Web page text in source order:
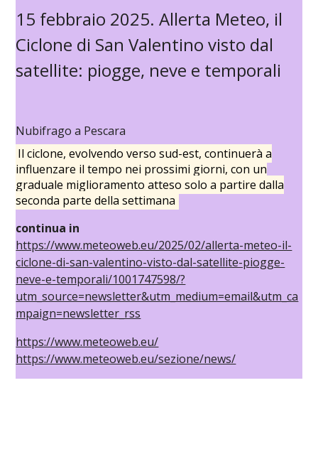
15 febbraio 2025. Allerta Meteo, il
Ciclone di San Valentino visto dal
satellite: piogge, neve e temporali
Nubifrago a Pescara
Il ciclone, evolvendo verso sud-est, continuerà a
influenzare il tempo nei prossimi giorni, con un
graduale miglioramento atteso solo a partire dalla
seconda parte della settimana
continua in
https://www.meteoweb.eu/2025/02/allerta-meteo-il-
ciclone-di-san-valentino-visto-dal-satellite-piogge-
neve-e-temporali/1001747598/?
utm_source=newsletter&utm_medium=email&utm_ca
mpaign=newsletter_rss
https://www.meteoweb.eu/
https://www.meteoweb.eu/sezione/news/